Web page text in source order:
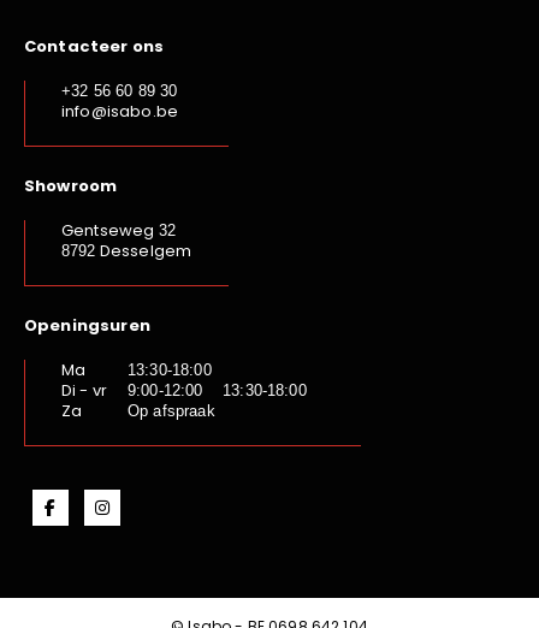
Contacteer ons
+32 56 60 89 30
info@isabo.be
Showroom
Gentseweg 32
8792 Desselgem
Openingsuren
Ma
13:30-18:00
Di - vr 9:00-12:00 13:30-18:00
Za Op afspraak